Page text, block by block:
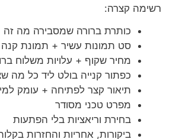
רשימה קצרה:
כותרת ברורה שמסבירה מה זה
סט תמונות עשיר + תמונת קנה
מחיר שקוף + עלויות משלוח
כפתור קנייה בולט ליד כל מה
תיאור קצר לפתיחה + עומק
מפרט טכני מסודר
בחירת וריאציות בלי הפתעות
ביקורות, אחריות והחזרות